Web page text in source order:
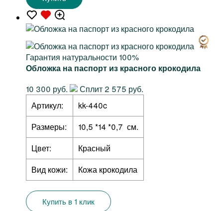
Гарантия натуральности 100%
Обложка на паспорт из красного крокодила
10 300 руб.
Сплит 2 575 руб.
Артикул:
kk-440c
Размеры:
10,5 *14 *0,7 см.
Цвет:
Красный
Вид кожи:
Кожа крокодила
Купить в 1 клик